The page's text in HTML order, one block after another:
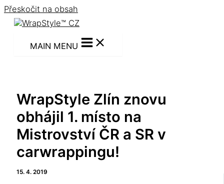
Přeskočit na obsah
MAIN MENU
WrapStyle Zlín znovu
obhájil 1. místo na
Mistrovství ČR a SR v
carwrappingu!
15. 4. 2019